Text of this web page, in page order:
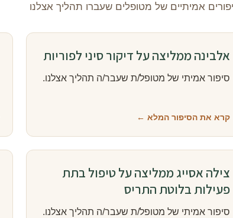
אמיתיים של מטופלים שעברו תהליך אצלנו
אלבינה ממליצה על דיקור סיני לפוריות
סיפור אמיתי של מטופל/ת שעבר/ה תהליך אצלנו.
קרא את הסיפור המלא ←
צילה אסייג ממליצה על טיפול בתת
פעילות בלוטת התריס
סיפור אמיתי של מטופל/ת שעבר/ה תהליך אצלנו.